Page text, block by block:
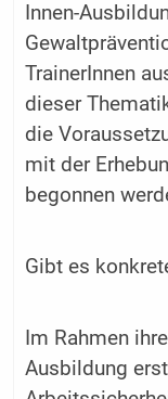
Innen-
TrainerInnen
dieser
die
mit der
begonnen
Gibt es
Im Rahmen
Ausbildung